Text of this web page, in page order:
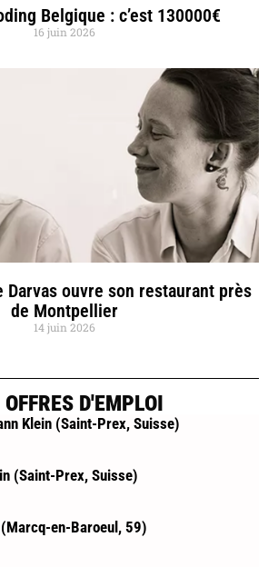
Belgique : c’est 130000€
16 juin 2026
ouvre son restaurant près
de Montpellier
14 juin 2026
D'EMPLOI
Klein (Saint-Prex, Suisse)
(Saint-Prex, Suisse)
en-Baroeul, 59)